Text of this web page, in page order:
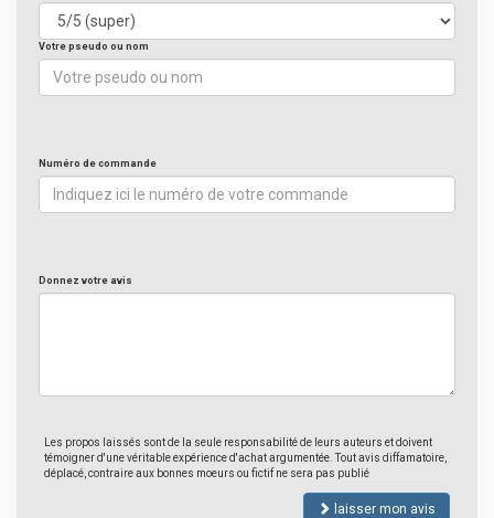
Votre pseudo ou nom
Numéro de commande
Donnez votre avis
Les propos laissés sont de la seule responsabilité de leurs auteurs et doivent
témoigner d'une véritable expérience d'achat argumentée. Tout avis diffamatoire,
déplacé, contraire aux bonnes moeurs ou fictif ne sera pas publié
laisser mon avis